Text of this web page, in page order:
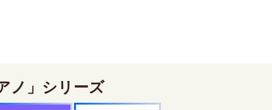
ノ」シリーズ